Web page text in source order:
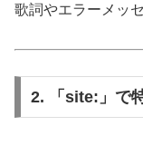
歌詞やエラーメッ
2. 「site:」で